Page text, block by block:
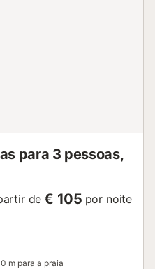
para 3 pessoas,
de € 105 por noite
m para a praia